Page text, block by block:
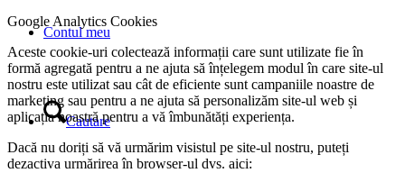
Contul meu
Cautare
Google Analytics Cookies
Aceste cookie-uri colectează informații care sunt utilizate fie în
formă agregată pentru a ne ajuta să înțelegem modul în care site-ul
nostru este utilizat sau cât de eficiente sunt campaniile noastre de
marketing sau pentru a ne ajuta să personalizăm site-ul web și
aplicația noastră pentru a vă îmbunătăți experiența.
Dacă nu doriți să vă urmărim visistul pe site-ul nostru, puteți
dezactiva urmărirea în browser-ul dvs. aici: